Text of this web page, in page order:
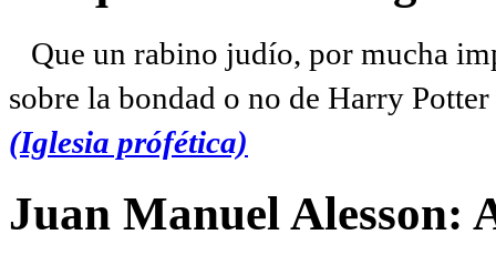
Que un rabino judío, por mucha
sobre la bondad o no de Harry
(Iglesia prófética)
Juan Manuel Alesson: